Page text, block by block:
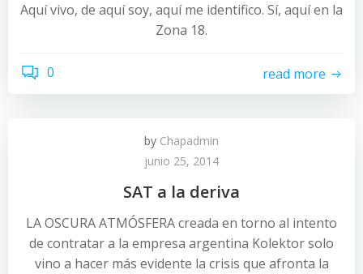
Aquí vivo, de aquí soy, aquí me identifico. Sí, aquí en la
Zona 18.
0 read more
by Chapadmin
junio 25, 2014
SAT a la deriva
LA OSCURA ATMÓSFERA creada en torno al intento
de contratar a la empresa argentina Kolektor solo
vino a hacer más evidente la crisis que afronta la